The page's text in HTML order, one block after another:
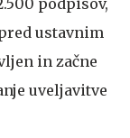
ustavnim
in začne
uveljavitve